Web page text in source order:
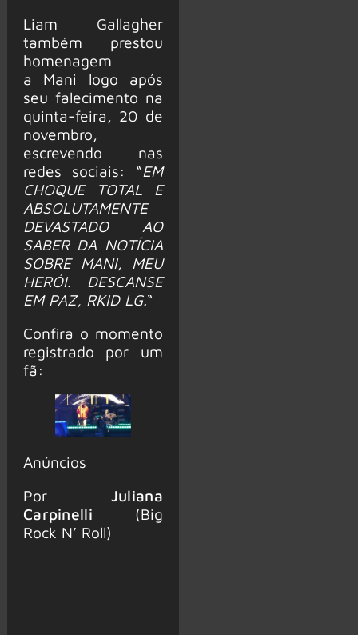
Liam Gallagher
também prestou
homenagem
a Mani logo após
seu falecimento na
quinta-feira, 20 de
novembro,
escrevendo nas
redes sociais: “EM
CHOQUE TOTAL E
ABSOLUTAMENTE
DEVASTADO AO
SABER DA NOTÍCIA
SOBRE MANI, MEU
HERÓI. DESCANSE
EM PAZ, RKID LG. “
Confira o momento
registrado por um
fã:
Anúncios
Por Juliana
Carpinelli (Big
Rock N’ Roll)